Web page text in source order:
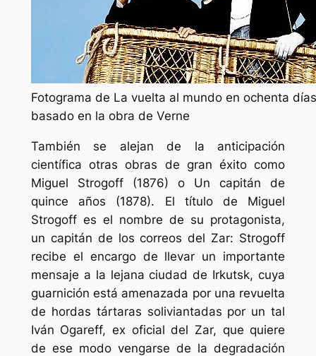
Fotograma de La vuelta al mundo en ochenta
basado en la obra de Verne
También se alejan de la anticipación
científica otras obras de gran éxito como
Miguel Strogoff (1876) o Un capitán de
quince años (1878). El título de Miguel
Strogoff es el nombre de su protagonista,
un capitán de los correos del Zar: Strogoff
recibe el encargo de llevar un importante
mensaje a la lejana ciudad de Irkutsk, cuya
guarnición está amenazada por una revuelta
de hordas tártaras soliviantadas por un tal
Iván Ogareff, ex oficial del Zar, que quiere
de ese modo vengarse de la degradación